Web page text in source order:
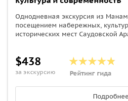
Однодневная экскурсия из
посещением набережных,
исторических мест Саудовской
$438
за экскурсию Рейтинг гида
Подробнее